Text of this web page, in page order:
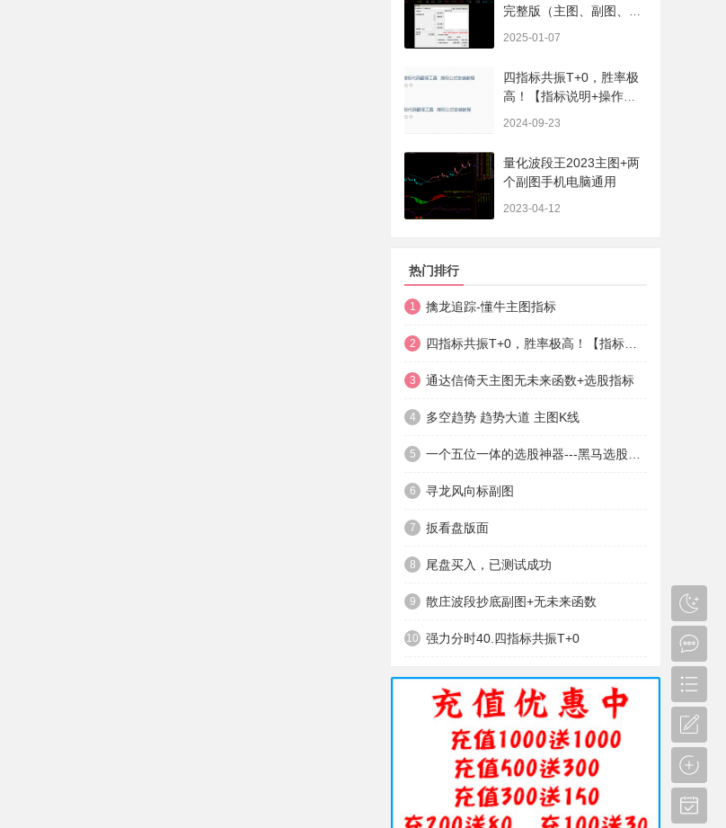
完整版（主图、副图、排
2025-01-07
四指标共振T+0，胜率极
高！【指标说明+操作方
2024-09-23
量化波段王2023主图+两
个副图手机电脑通用
2023-04-12
热门排行
1 擒龙追踪-懂牛主图指标
2
3 通达信倚天主图无未来函数+选股指标
4 多空趋势 趋势大道 主图K线
5
6 寻龙风向标副图
7 扳看盘版面
8 尾盘买入，已测试成功
9 散庄波段抄底副图+无未来函数
10 强力分时40.四指标共振T+0